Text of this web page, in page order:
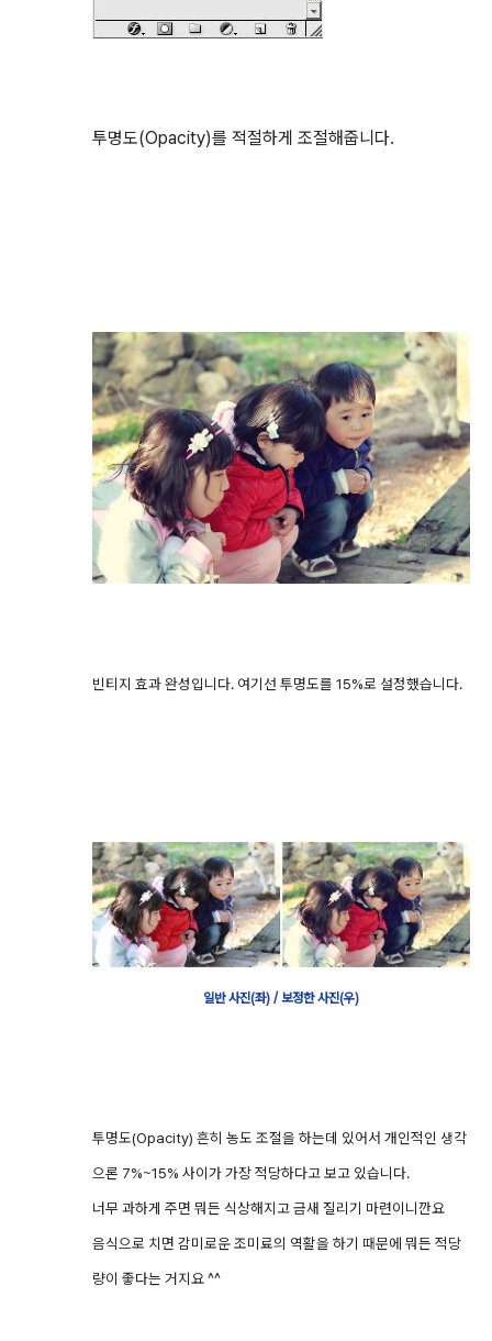
투명도(Opacity)를 적절하게 조절해줍니다.
빈티지 효과 완성입니다. 여기선 투명도를 15%로 설정했습니다.
일반 사진(좌) / 보정한 사진(우)
투명도(Opacity) 흔히 농도 조절을 하는데 있어서 개인적인 생각
으론 7%~15% 사이가 가장 적당하다고 보고 있습니다.
너무 과하게 주면 뭐든 식상해지고 금새 질리기 마련이니깐요
음식으로 치면 감미로운 조미료의 역활을 하기 때문에 뭐든 적당
량이 좋다는 거지요 ^^